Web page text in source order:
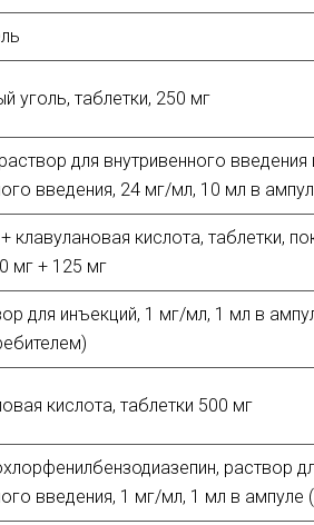
уголь, таблетки, 250 мг
для внутривенного введения
введения, 24 мг/мл, 10 мл в
клавулановая кислота, таблетки,
мг + 125 мг
для инъекций, 1 мг/мл, 1 мл в
кислота, таблетки 500 мг
раствор
введения, 1 мг/мл, 1 мл в ампуле